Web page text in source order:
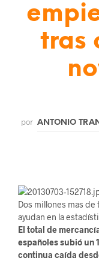
tras
por ANTONIO
Dos millones mas
ayudan en la
El total de
españoles subió un
continua caída